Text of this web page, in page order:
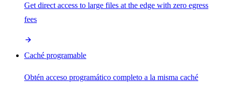
Get direct access to large files at the edge with zero egress
fees
Caché programable
Obtén acceso programático completo a la misma caché